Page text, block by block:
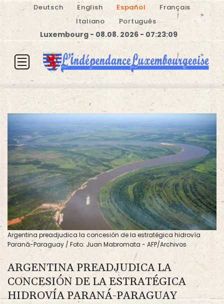
Deutsch English Español
Français
Italiano
Português
Luxembourg - 08.08. 2026 - 07:23:09
Argentina preadjudica la concesión de la estratégica hidrovía
Paraná-Paraguay / Foto: Juan Mabromata - AFP/Archivos
ARGENTINA PREADJUDICA LA
CONCESIÓN DE LA ESTRATÉGICA
HIDROVÍA PARANÁ-PARAGUAY